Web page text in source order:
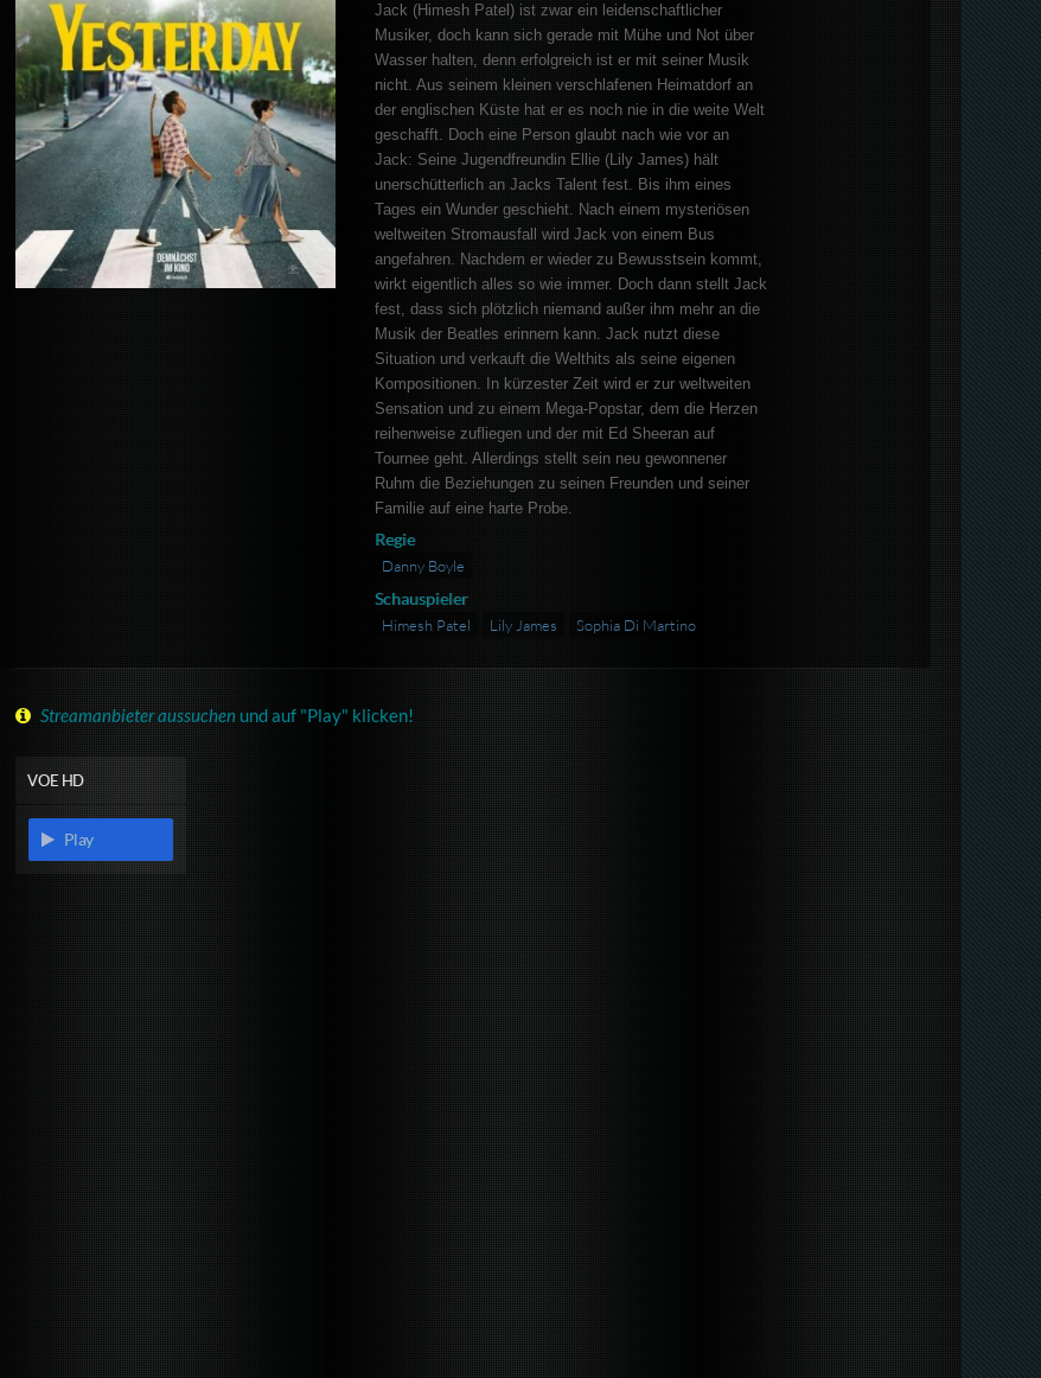
Jack (Himesh Patel) ist zwar ein leidenschaftlicher
Musiker, doch kann sich gerade mit Mühe und Not über
Wasser halten, denn erfolgreich ist er mit seiner Musik
nicht. Aus seinem kleinen verschlafenen Heimatdorf an
der englischen Küste hat er es noch nie in die weite Welt
geschafft. Doch eine Person glaubt nach wie vor an
Jack: Seine Jugendfreundin Ellie (Lily James) hält
unerschütterlich an Jacks Talent fest. Bis ihm eines
Tages ein Wunder geschieht. Nach einem mysteriösen
weltweiten Stromausfall wird Jack von einem Bus
angefahren. Nachdem er wieder zu Bewusstsein kommt,
wirkt eigentlich alles so wie immer. Doch dann stellt Jack
fest, dass sich plötzlich niemand außer ihm mehr an die
Musik der Beatles erinnern kann. Jack nutzt diese
Situation und verkauft die Welthits als seine eigenen
Kompositionen. In kürzester Zeit wird er zur weltweiten
Sensation und zu einem Mega-Popstar, dem die Herzen
reihenweise zufliegen und der mit Ed Sheeran auf
Tournee geht. Allerdings stellt sein neu gewonnener
Ruhm die Beziehungen zu seinen Freunden und seiner
Familie auf eine harte Probe.
Regie
Danny Boyle
Schauspieler
Himesh Patel Lily James Sophia Di Martino
Streamanbieter aussuchen und auf "Play" klicken!
VOE HD
Play